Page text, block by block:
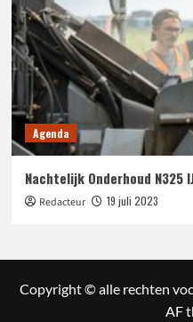
Agenda
Nachtelijk Onderhoud N325
Redacteur 19 juli 2023
Copyright © alle rechten
AF